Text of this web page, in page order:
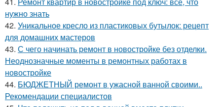
нужно знать
42. Уникальное кресло из пластиковых бутылок: рецепт
для домашних мастеров
43. С чего начинать ремонт в новостройке без отделки.
Неоднозначные моменты в ремонтных работах в
новостройке
44. БЮДЖЕТНЫЙ ремонт в ужасной ванной своими..
Рекомендации специалистов